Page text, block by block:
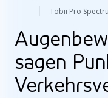
Tobii Pro
sagen